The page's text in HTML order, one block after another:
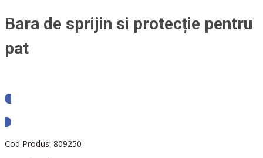
Bara de sprijin si protecție pentru
pat
Cod Produs: 809250